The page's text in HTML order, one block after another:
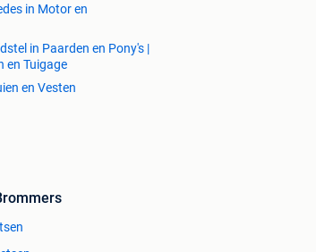
in Motor en
in Paarden en Pony's |
en Tuigage
en Vesten